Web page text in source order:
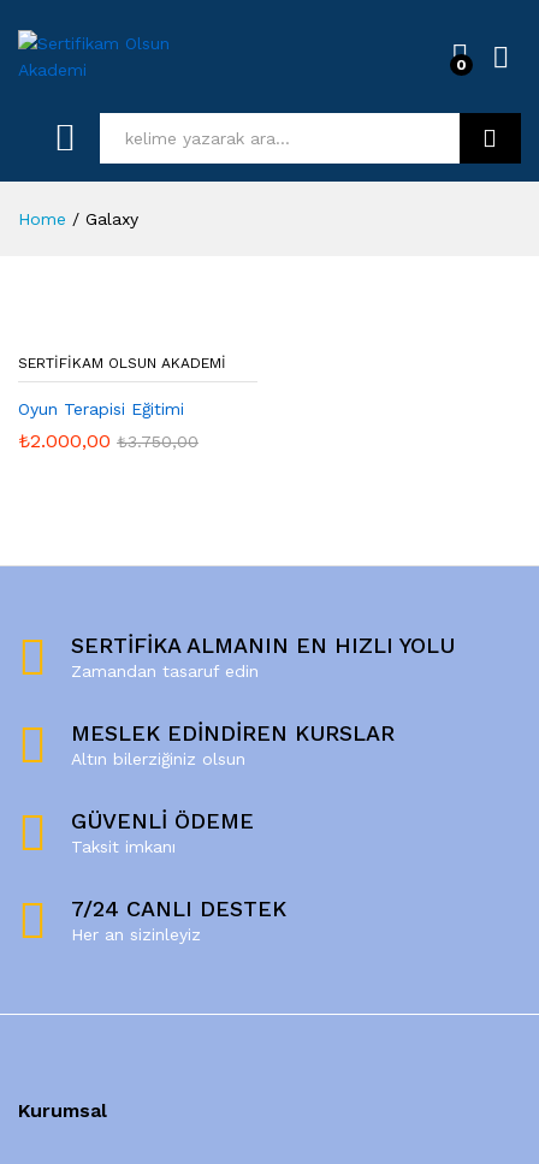
0
Home / Galaxy
SERTIFIKAM OLSUN AKADEMI
Oyun Terapisi Eğitimi
₺2.000,00 ₺3.750,00
SERTİFİKA ALMANIN EN HIZLI YOLU
Zamandan tasaruf edin
MESLEK EDİNDİREN KURSLAR
Altın bilerziğiniz olsun
GÜVENLİ ÖDEME
Taksit imkanı
7/24 CANLI DESTEK
Her an sizinleyiz
Kurumsal